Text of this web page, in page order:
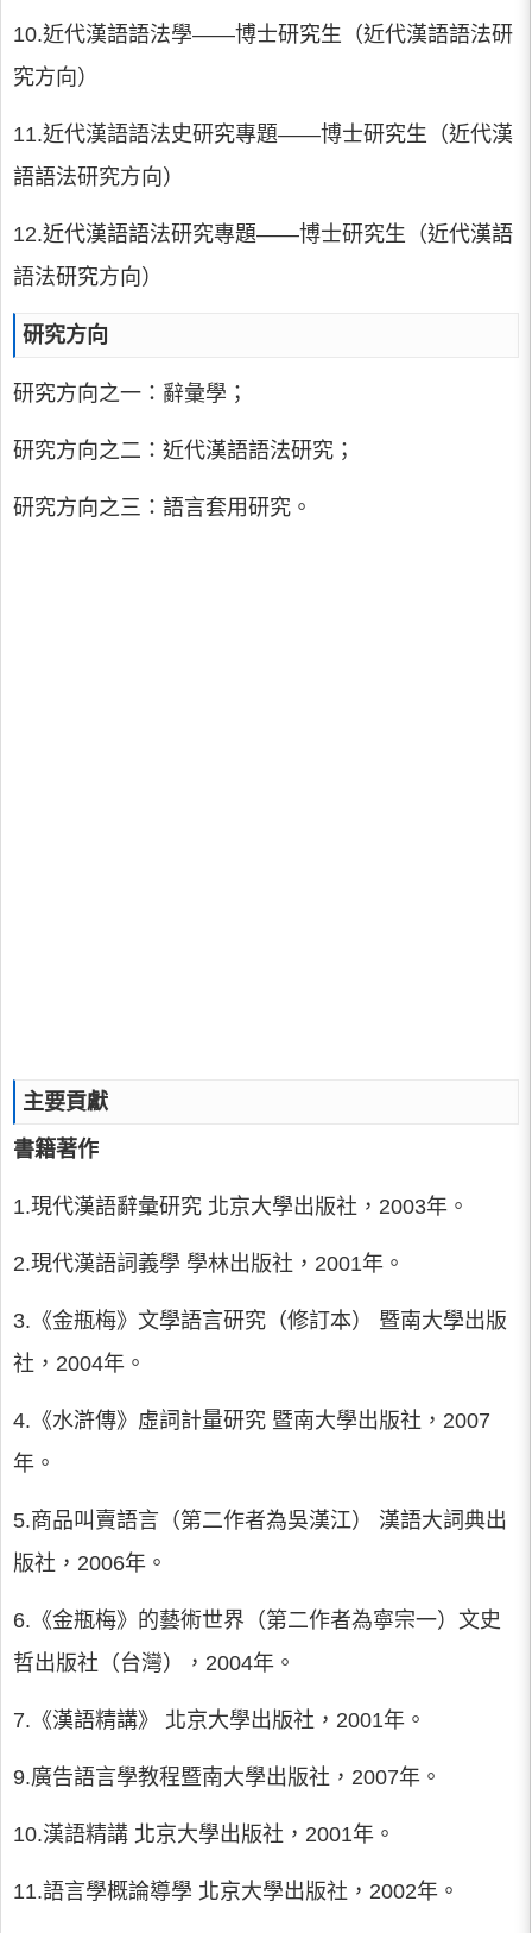
10.近代漢語語法學——博士研究生（近代漢語語法研
究方向）
11.近代漢語語法史研究專題——博士研究生（近代漢
語語法研究方向）
12.近代漢語語法研究專題——博士研究生（近代漢語
語法研究方向）
研究方向
研究方向之一：辭彙學；
研究方向之二：近代漢語語法研究；
研究方向之三：語言套用研究。
主要貢獻
書籍著作
1.現代漢語辭彙研究 北京大學出版社，2003年。
2.現代漢語詞義學 學林出版社，2001年。
3.《金瓶梅》文學語言研究（修訂本） 暨南大學出版
社，2004年。
4.《水滸傳》虛詞計量研究 暨南大學出版社，2007
年。
5.商品叫賣語言（第二作者為吳漢江） 漢語大詞典出
版社，2006年。
6.《金瓶梅》的藝術世界（第二作者為寧宗一）文史
哲出版社（台灣），2004年。
7.《漢語精講》 北京大學出版社，2001年。
9.廣告語言學教程暨南大學出版社，2007年。
10.漢語精講 北京大學出版社，2001年。
11.語言學概論導學 北京大學出版社，2002年。